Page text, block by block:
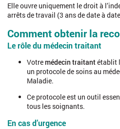
Elle ouvre uniquement le droit à
arrêts de travail (3 ans de date à
Comment obtenir la
Le rôle du médecin traitant
Votremédecin traitantétablit
un protocole de soins au
Maladie.
Ce protocole est un outil
tous les soignants.
En cas d’urgence